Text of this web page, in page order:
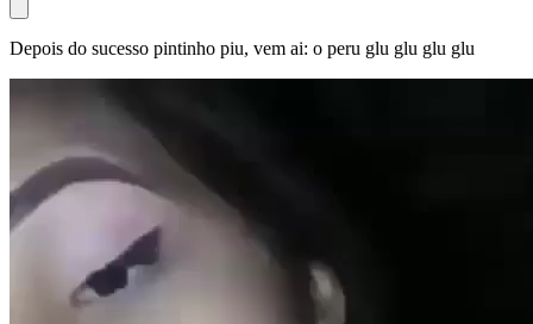
Depois do sucesso pintinho piu, vem ai: o peru glu glu glu glu